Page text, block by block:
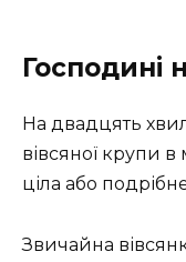
Господині
На двадцять
вівсяної крупи
ціла або
Звичайна